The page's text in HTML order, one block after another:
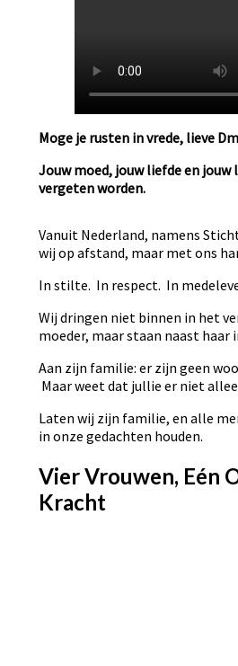
Moge je rusten in vrede, lieve
Jouw moed, jouw liefde en
vergeten worden.
Vanuit Nederland, namens
wij op afstand, maar met ons
In stilte. In respect. In
Wij dringen niet binnen in het
moeder, maar staan naast haar
Aan zijn familie: er zijn geen
Maar weet dat jullie er niet
Laten wij zijn familie, en alle
in onze gedachten houden.
Vier Vrouwen, Eén
Kracht